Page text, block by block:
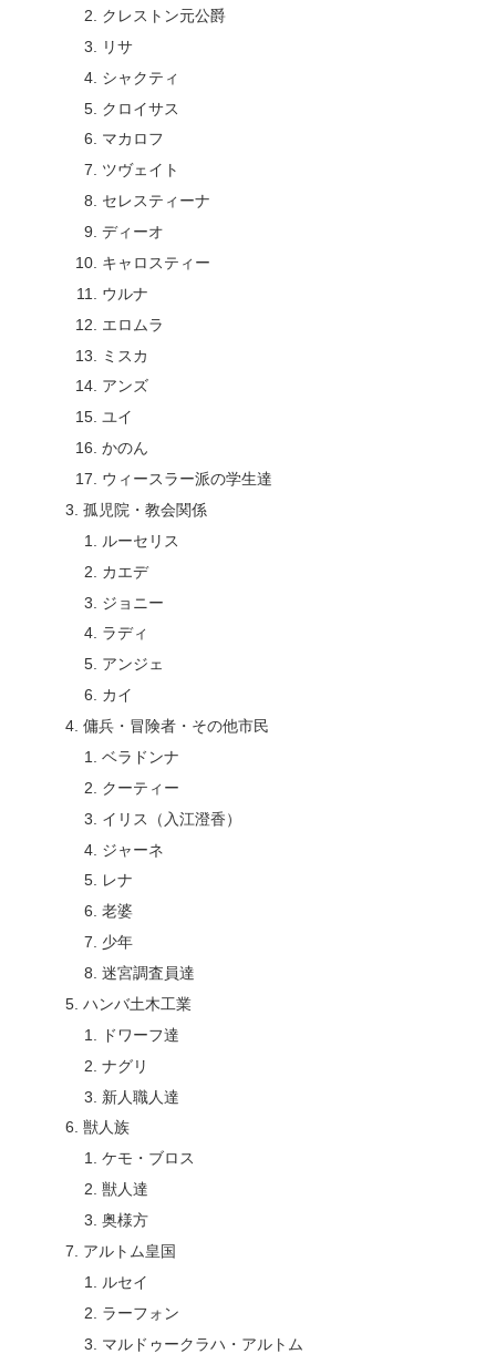
クレストン元公爵
リサ
シャクティ
クロイサス
マカロフ
ツヴェイト
セレスティーナ
ディーオ
キャロスティー
ウルナ
エロムラ
ミスカ
アンズ
ユイ
かのん
ウィースラー派の学生達
孤児院・教会関係
ルーセリス
カエデ
ジョニー
ラディ
アンジェ
カイ
傭兵・冒険者・その他市民
ベラドンナ
クーティー
イリス（入江澄香）
ジャーネ
レナ
老婆
少年
迷宮調査員達
ハンバ土木工業
ドワーフ達
ナグリ
新人職人達
獣人族
ケモ・ブロス
獣人達
奥様方
アルトム皇国
ルセイ
ラーフォン
マルドゥークラハ・アルトム